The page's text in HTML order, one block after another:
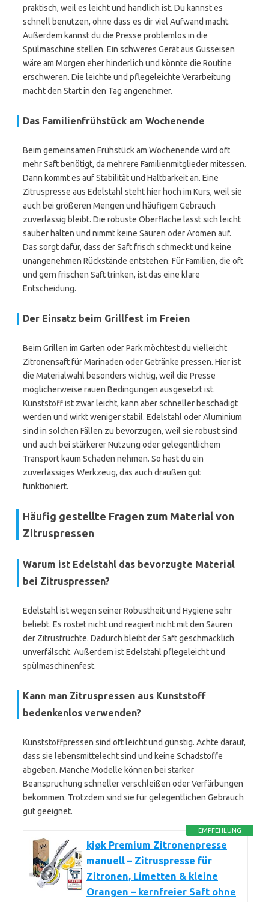
praktisch, weil es leicht und handlich ist. Du kannst es
schnell benutzen, ohne dass es dir viel Aufwand macht.
Außerdem kannst du die Presse problemlos in die
Spülmaschine stellen. Ein schweres Gerät aus Gusseisen
wäre am Morgen eher hinderlich und könnte die Routine
erschweren. Die leichte und pflegeleichte Verarbeitung
macht den Start in den Tag angenehmer.
Das Familienfrühstück am Wochenende
Beim gemeinsamen Frühstück am Wochenende wird oft
mehr Saft benötigt, da mehrere Familienmitglieder mitessen.
Dann kommt es auf Stabilität und Haltbarkeit an. Eine
Zitruspresse aus Edelstahl steht hier hoch im Kurs, weil sie
auch bei größeren Mengen und häufigem Gebrauch
zuverlässig bleibt. Die robuste Oberfläche lässt sich leicht
sauber halten und nimmt keine Säuren oder Aromen auf.
Das sorgt dafür, dass der Saft frisch schmeckt und keine
unangenehmen Rückstände entstehen. Für Familien, die oft
und gern frischen Saft trinken, ist das eine klare
Entscheidung.
Der Einsatz beim Grillfest im Freien
Beim Grillen im Garten oder Park möchtest du vielleicht
Zitronensaft für Marinaden oder Getränke pressen. Hier ist
die Materialwahl besonders wichtig, weil die Presse
möglicherweise rauen Bedingungen ausgesetzt ist.
Kunststoff ist zwar leicht, kann aber schneller beschädigt
werden und wirkt weniger stabil. Edelstahl oder Aluminium
sind in solchen Fällen zu bevorzugen, weil sie robust sind
und auch bei stärkerer Nutzung oder gelegentlichem
Transport kaum Schaden nehmen. So hast du ein
zuverlässiges Werkzeug, das auch draußen gut
funktioniert.
Häufig gestellte Fragen zum Material von
Zitruspressen
Warum ist Edelstahl das bevorzugte Material
bei Zitruspressen?
Edelstahl ist wegen seiner Robustheit und Hygiene sehr
beliebt. Es rostet nicht und reagiert nicht mit den Säuren
der Zitrusfrüchte. Dadurch bleibt der Saft geschmacklich
unverfälscht. Außerdem ist Edelstahl pflegeleicht und
spülmaschinenfest.
Kann man Zitruspressen aus Kunststoff
bedenkenlos verwenden?
Kunststoffpressen sind oft leicht und günstig. Achte darauf,
dass sie lebensmittelecht sind und keine Schadstoffe
abgeben. Manche Modelle können bei starker
Beanspruchung schneller verschleißen oder Verfärbungen
bekommen. Trotzdem sind sie für gelegentlichen Gebrauch
gut geeignet.
EMPFEHLUNG
kjøk Premium Zitronenpresse
manuell – Zitruspresse für
Zitronen, Limetten & kleine
Orangen – kernfreier Saft ohne